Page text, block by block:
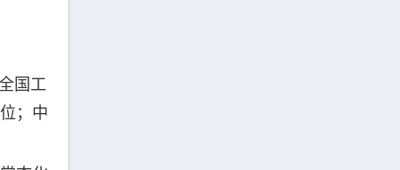
国工
；中